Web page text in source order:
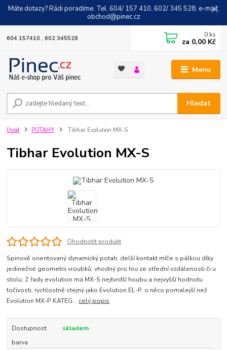
Máte dotazy? Rádi poradíme. Tel. 604/ 157 410, 602/ 345 528. e-mail:
obchod@pinec.cz
Menu
Hledat
604 157410 , 602 345528 0 ks
za 0,00 Kč
Úvod POTAHY Tibhar Evolution MX-S
Tibhar Evolution MX-S
Ohodnotit produkt
Spinově orientovaný dynamický potah; delší kontakt míče s pálkou díky
jedinečné geometrii vroubků; vhodný pro hru ze střední vzdálenosti či u
stolu; Z řady evolution má MX-S nejtvrdší houbu a nejvyšší hodnotu
točivosti, rychlostně stejný jako Evolution EL-P, o něco pomalejší než
Evolution MX-P KATEG... celý popis
Dostupnost
skladem
barva